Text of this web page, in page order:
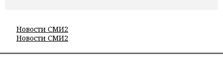
Новости СМИ2
Новости СМИ2